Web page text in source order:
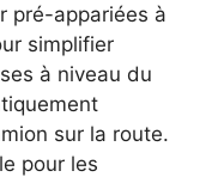
pré-appariées à
simplifier
à niveau du
sur la route.
pour les